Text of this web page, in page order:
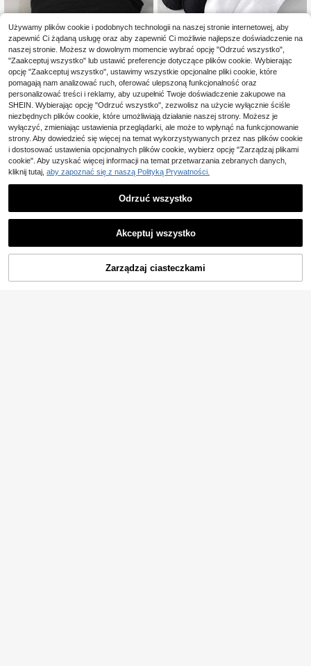
100/80/50 par skarpet unisex, wyg
odne, miękkie, odprowadzające wil
goć, antybakteryjne, oddychające,
z dzianinową podszewką – prezent
na Dzień Matki, odpowiednie do dłu
gich skarpet i rajstop, pochłaniając
e pot, odporne na zapachy, elastyc
zne, miękkie, modne, w jednolitym
kolorze, odpowiednie na wiosnę, lat
o, jesień, zimę, do codziennego nos
zenia
12,92zł
50 szt./40 szt./32 szt. unisex wygo
dne miękkie skarpetki kostkowe na
siłownię, odprowadzające wilgoć, a
ntybakteryjne i pochłaniające pot, z
dzianinową podszewką, długie skar
petki i rajstopy, idealny prezent dla
kobiet i mężczyzn, pochłaniające p
ot i odporne na zapachy, elastyczn
e, miękkie, modne, jednolite kolorys
tycznie, na wiosnę, lato, jesień i zim
ę, do codziennego noszenia, na jog
ładkie, odpowiednie na różne okazj
e (2/4/6/8/10/12/16/20/24/30/32/4
0/50 szt.)
14 ,00zł
DODAJ DO KOSZYKA
Używamy plików cookie i podobnych technologii na naszej stronie internetowej, aby
zapewnić Ci żądaną usługę oraz aby zapewnić Ci możliwie najlepsze doświadczenie na
naszej stronie. Możesz w dowolnym momencie wybrać opcję "Odrzuć wszystko",
"Zaakceptuj wszystko" lub ustawić preferencje dotyczące plików cookie. Wybierając
opcję "Zaakceptuj wszystko", ustawimy wszystkie opcjonalne pliki cookie, które
pomagają nam analizować ruch, oferować ulepszoną funkcjonalność oraz
personalizować treści i reklamy, aby uzupełnić Twoje doświadczenie zakupowe na
SHEIN. Wybierając opcję "Odrzuć wszystko", zezwolisz na użycie wyłącznie ściśle
niezbędnych plików cookie, które umożliwiają działanie naszej strony. Możesz je
wyłączyć, zmieniając ustawienia przeglądarki, ale może to wpłynąć na funkcjonowanie
strony. Aby dowiedzieć się więcej na temat wykorzystywanych przez nas plików cookie
i dostosować ustawienia opcjonalnych plików cookie, wybierz opcję "Zarządzaj plikami
cookie". Aby uzyskać więcej informacji na temat przetwarzania zebranych danych,
kliknij tutaj, aby zapoznać się z naszą Polityką Prywatności.
Odrzuć wszystko
Akceptuj wszystko
Zarządzaj ciasteczkami